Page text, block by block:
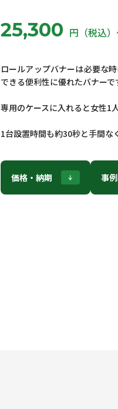
25,300 円（税込
ロールアップバナーは必要な
できる便利性に優れたバナーで
専用のケースに入れると女性1
1台設置時間も約30秒と手間な
価格・納期 事例